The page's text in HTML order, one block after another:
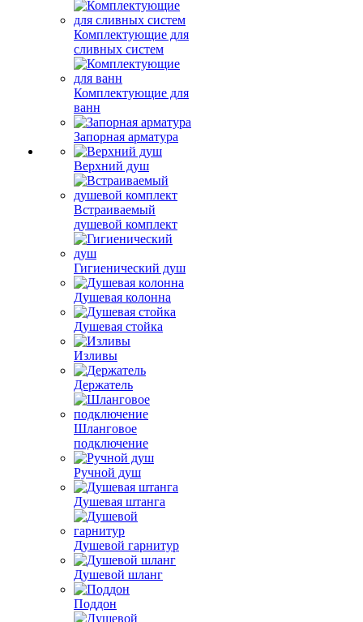
Комплектующие для
сливных систем
Комплектующие для
ванн
Запорная арматура
Верхний душ
Встраиваемый
душевой комплект
Гигиенический душ
Душевая колонна
Душевая стойка
Изливы
Держатель
Шланговое
подключение
Ручной душ
Душевая штанга
Душевой гарнитур
Душевой шланг
Поддон